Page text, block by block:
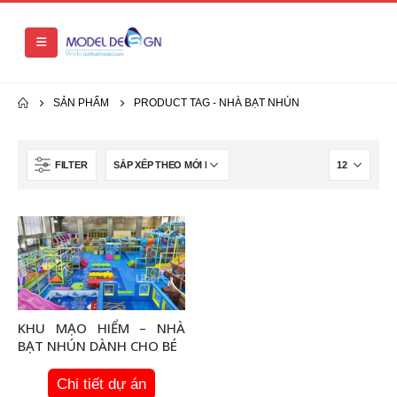
SẢN PHẨM PRODUCT TAG - NHÀ BẠT NHÚN
FILTER
KHU MẠO HIỂM – NHÀ
BẠT NHÚN DÀNH CHO BÉ
Chi tiết dự án